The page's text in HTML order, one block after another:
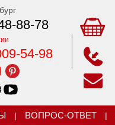
88-78
54-98
| ВОПРОС-ОТВЕТ |